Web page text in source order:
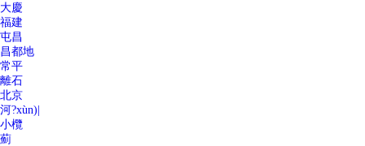
大慶
福建
屯昌
昌都地
常平
離石
北京
河?xùn)|
小欖
薊